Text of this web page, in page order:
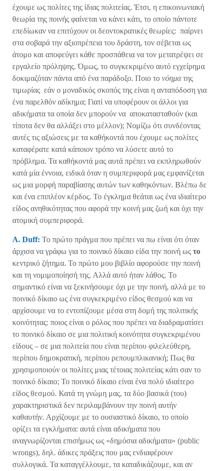
έχουμε ως πολίτες της ίδιας πολιτείας. Έτσι, η επικοινωνιακή
θεωρία της ποινής φαίνεται να κάνει κάτι, το οποίο πάντοτε
επεδίωκαν να επιτύχουν οι δεοντοκρατικές θεωρίες: παίρνει
στα σοβαρά την αξιοπρέπεια του δράστη, τον σέβεται ως
άτομο και αποφεύγει κάθε προσπάθεια να τον μετατρέψει σε
εργαλείο πρόληψης. Όμως, το συγκεκριμένο αυτό εγχείρημα
δοκιμαζόταν πάντα από ένα παράδοξο. Ποιο το νόηματης
τιμωρίας εάν ο μοναδικός σκοπός της είναι η ανταπόδοση για
ένα παρελθόν αδίκημα; Γιατί να υποφέρουν οι άλλοι για
αδικήματα τα οποία δεν μπορούν να αποκατασταθούν (και
τίποτα δεν θα αλλάξει στο μέλλον); Νομίζω ότι συνδέοντας
αυτές τις αξιώσεις με τα καθήκοντά που έχουμε ως πολίτες
καταφέρατε κατά κάποιον τρόπο να λύσετε αυτό το
πρόβλημα. Τα καθήκοντά μας αυτά πρέπει να εκπληρωθούν
κατά μία έννοια, ειδικά όταν η συμπεριφορά μας εμφανίζεται
ως μια μορφή παραβίασης αυτών των καθηκόντων. Βλέπω δε
και ένα επιπλέον κέρδος. Το έγκλημα θεάται ως ένα ιδιαίτερο
είδος ανηθικότητας που αφορά την κοινή μας ζωή και όχι την
ατομική συμπεριφορά.
A. Duff: Το πρώτο πράγμα που πρέπει να πω είναι ότι όταν
άρχισα να γράφω για το ποινικό δίκαιο είδα την ποινή ως το
κεντρικό ζήτημα. Το πρώτο μου βιβλίο αφορούσε την ποινή
και τη νομιμοποίησή της. Αλλά αυτό ήταν λάθος. Το
σημαντικό είναι να ξεκινήσουμε όχι με την ποινή, αλλά με το
ποινικό δίκαιο ως ένα συγκεκριμένο είδος θεσμού και να
αρχίσουμε να το εντοπίζουμε μέσα στη δομή της πολιτικής
κοινότητας: ποιος είναι ο ρόλος που πρέπει να διαδραματίσει
το ποινικό δίκαιο σε μια πολιτική κοινότητα συγκεκριμένου
είδους – σε μια πολιτεία που είναι περίπου φιλελεύθερη,
περίπου δημοκρατική, περίπου ρεπουμπλικανική; Πως θα
χρησιμοποιούν οι πολίτες μιας τέτοιας πολιτείας κάτι σαν το
ποινικό δίκαιο; Το ποινικό δίκαιο είναι ένα πολύ ιδιαίτερο
είδος θεσμού. Κατά τη γνώμη μας, τα δύο βασικά (του)
χαρακτηριστικά δεν περιλαμβάνουν την ποινή αυτήν
καθαυτήν. Αρχίζουμε με το ουσιαστικό δίκαιο, το οποίο
ορίζει τα εγκλήματα: αυτά είναι αδικήματα που
αναγνωρίζονται επισήμως ως «δημόσια αδικήματα» (public
wrongs), δηλ. άδικες πράξεις που μας ενδιαφέρουν
συλλογικά. Τα καταγγέλλουμε, τα καταδικάζουμε, και αν